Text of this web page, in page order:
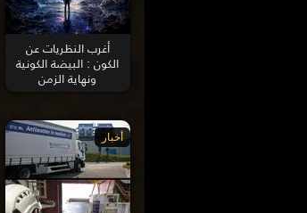
أغرب النظريات عن
الكون : البيضة الكونية
ونهاية الزمن
أخبار